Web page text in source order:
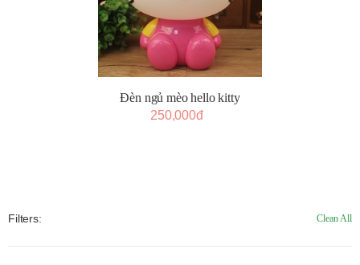
Đèn ngủ mèo hello kitty
250,000đ
Filters: Clean All